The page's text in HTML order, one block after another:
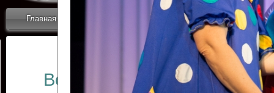
Главная Коллективы Новости
ОТЧЕТЫ ГКЦ
Все отчеты